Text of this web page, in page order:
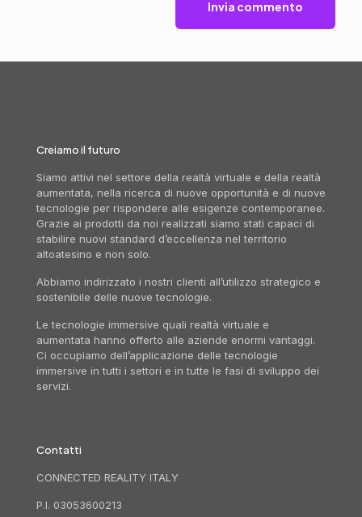
Creiamo il futuro
Siamo attivi nel settore della realtà virtuale e della realtà
aumentata, nella ricerca di nuove opportunità e di nuove
tecnologie per rispondere alle esigenze contemporanee.
Grazie ai prodotti da noi realizzati siamo stati capaci di
stabilire nuovi standard d’eccellenza nel territorio
altoatesino e non solo.
Abbiamo indirizzato i nostri clienti all’utilizzo strategico e
sostenibile delle nuove tecnologie.
Le tecnologie immersive quali realtà virtuale e
aumentata hanno offerto alle aziende enormi vantaggi.
Ci occupiamo dell’applicazione delle tecnologie
immersive in tutti i settori e in tutte le fasi di sviluppo dei
servizi.
Contatti
CONNECTED REALITY ITALY
P.I. 03053600213